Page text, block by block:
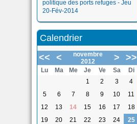
politique des ports refuges - Jeu
20-Fév-2014
Calendrier
<<
<
novembre
2012
> >>
Lu Ma Me Je Ve Sa
Di
1
2 3
4
5
6 7 8 9 10
11
12
13 14 15 16 17
18
19
20 21 22 23 24
25